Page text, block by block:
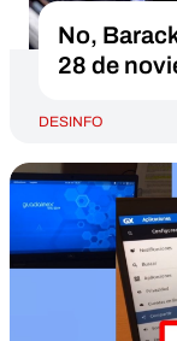
No,
28 de
DESINFO